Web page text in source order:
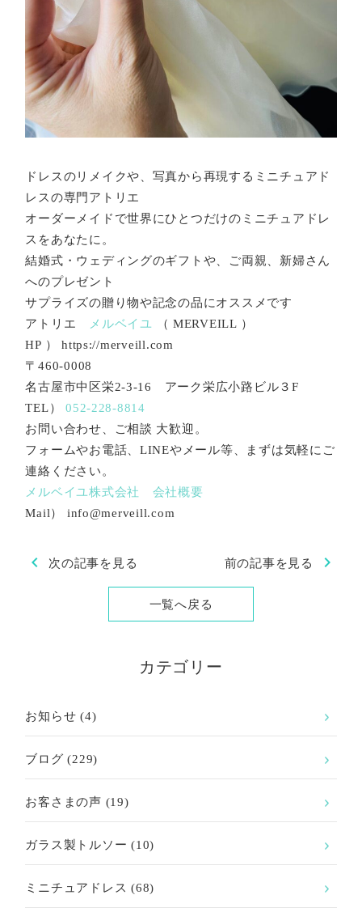
ドレスのリメイクや、写真から再現するミニチュアド
レスの専門アトリエ
オーダーメイドで世界にひとつだけのミニチュアドレ
スをあなたに。
結婚式・ウェディングのギフトや、ご両親、新婦さん
へのプレゼント
サプライズの贈り物や記念の品にオススメです
アトリエ
メルベイユ （ MERVEILL ）
HP ） https://merveill.com
〒460-0008
名古屋市中区栄2-3-16 アーク栄広小路ビル３F
TEL）052-228-8814
お問い合わせ、ご相談 大歓迎。
フォームやお電話、LINEやメール等、まずは気軽にご
連絡ください。
メルベイユ株式会社 会社概要
Mail） info@merveill.com
chevron_left 次の記事を見る 前の記事を見る chevron_right
一覧へ戻る
カテゴリー
お知らせ (4)
ブログ (229)
お客さまの声 (19)
ガラス製トルソー (10)
ミニチュアドレス (68)